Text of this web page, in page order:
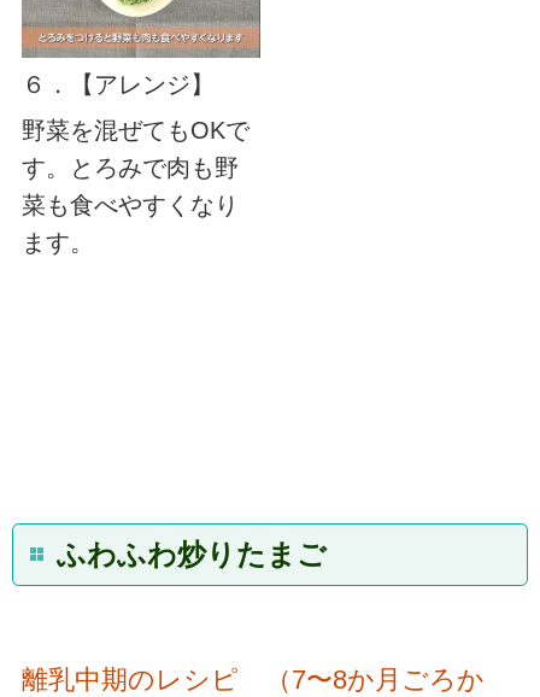
６．【アレンジ】
野菜を混ぜてもOKで
す。とろみで肉も野
菜も食べやすくなり
ます。
ふわふわ炒りたまご
離乳中期のレシピ （7〜8か月ごろか